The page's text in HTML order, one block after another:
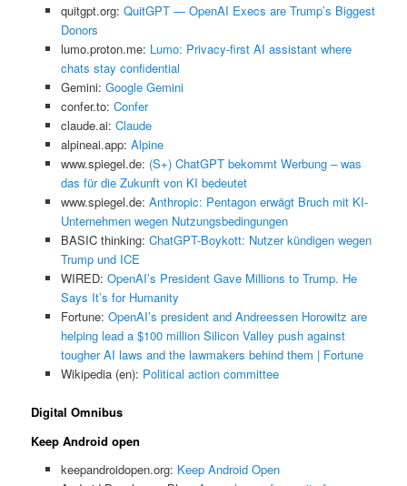
quitgpt.org: QuitGPT — OpenAI Execs are Trump’s Biggest
Donors
lumo.proton.me: Lumo: Privacy-first AI assistant where
chats stay confidential
Gemini: ‎Google Gemini
confer.to: Confer
claude.ai: Claude
alpineai.app: Alpine
www.spiegel.de: (S+) ChatGPT bekommt Werbung – was
das für die Zukunft von KI bedeutet
www.spiegel.de: Anthropic: Pentagon erwägt Bruch mit KI-
Unternehmen wegen Nutzungsbedingungen
BASIC thinking: ChatGPT-Boykott: Nutzer kündigen wegen
Trump und ICE
WIRED: OpenAI’s President Gave Millions to Trump. He
Says It’s for Humanity
Fortune: OpenAI’s president and Andreessen Horowitz are
helping lead a $100 million Silicon Valley push against
tougher AI laws and the lawmakers behind them | Fortune
Wikipedia (en): Political action committee
Digital Omnibus
Keep Android open
keepandroidopen.org: Keep Android Open